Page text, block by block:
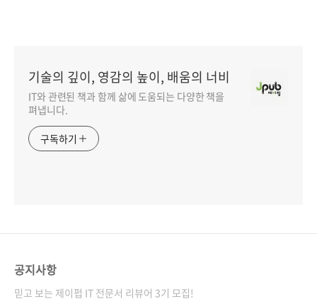
기술의 깊이, 영감의 높이, 배움의 너비
IT와 관련된 책과 함께 삶에 도움되는 다양한 책을
펴냅니다.
구독하기
공지사항
믿고 보는 제이펍 IT 전문서 리뷰어 3기 모집!